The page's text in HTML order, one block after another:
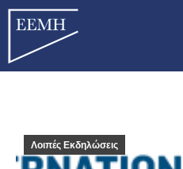
Λοιπές Εκδηλώσεις